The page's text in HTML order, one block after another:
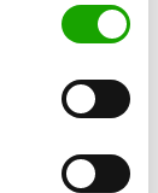
nutzen.